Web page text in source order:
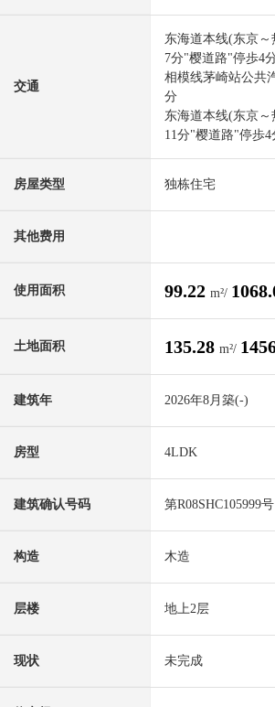
交通
东海道本线(东京
7分"樱道路"停歩4
相模线茅崎站公共
分
东海道本线(东京
11分"樱道路"停歩4
房屋类型 独栋住宅
其他费用
使用面积 99.22 m²/
土地面积 135.28 m²/
建筑年 2026年8月築(-)
房型 4LDK
建筑确认号码 第R08SHC105999号
构造 木造
层楼 地上2层
现状 未完成